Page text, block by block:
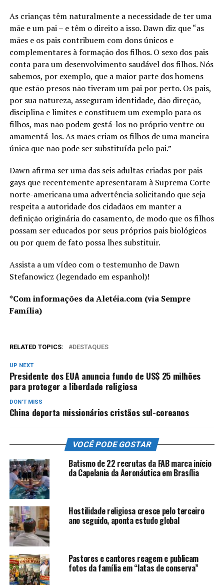
As crianças têm naturalmente a necessidade de ter uma
mãe e um pai – e têm o direito a isso. Dawn diz que “as
mães e os pais contribuem com dons únicos e
complementares à formação dos filhos. O sexo dos pais
conta para um desenvolvimento saudável dos filhos. Nós
sabemos, por exemplo, que a maior parte dos homens
que estão presos não tiveram um pai por perto. Os pais,
por sua natureza, asseguram identidade, dão direção,
disciplina e limites e constituem um exemplo para os
filhos, mas não podem gestá-los no próprio ventre ou
amamentá-los. As mães criam os filhos de uma maneira
única que não pode ser substituída pelo pai.”
Dawn afirma ser uma das seis adultas criadas por pais
gays que recentemente apresentaram à Suprema Corte
norte-americana uma advertência solicitando que seja
respeita a autoridade dos cidadãos em manter a
definição originária do casamento, de modo que os filhos
possam ser educados por seus próprios pais biológicos
ou por quem de fato possa lhes substituir.
Assista a um vídeo com o testemunho de Dawn
Stefanowicz (legendado em espanhol)!
*Com informações da Aletéia.com (via Sempre
Família)
RELATED TOPICS: DESTAQUES
UP NEXT
Presidente dos EUA anuncia fundo de US$ 25 milhões
para proteger a liberdade religiosa
DON'T MISS
China deporta missionários cristãos sul-coreanos
VOCÊ PODE GOSTAR
Batismo de 22 recrutas da FAB marca início
da Capelania da Aeronáutica em Brasília
Hostilidade religiosa cresce pelo terceiro
ano seguido, aponta estudo global
Pastores e cantores reagem e publicam
fotos da família em “latas de conserva”